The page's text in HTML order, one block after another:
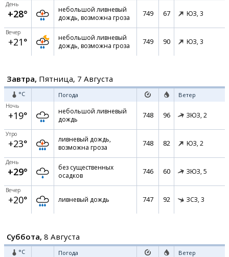
День
+28°
небольшой ливневый
дождь, возможна гроза
749 67 ЮЗ, 3
Вечер
+21°
небольшой ливневый
дождь, возможна гроза
749 90 ЮЗ, 3
Завтра, Пятница, 7 Августа
°C Погода Ветер
Ночь
+19°
небольшой ливневый
дождь
748 96 ЗЮЗ, 2
Утро
+23°
ливневый дождь,
возможна гроза
748 82 ЮЗ, 2
День
+29°
без существенных
осадков
746 60 ЗЮЗ, 5
Вечер
+20° ливневый дождь 747 92 ЗСЗ, 3
Суббота, 8 Августа
°C Погода Ветер